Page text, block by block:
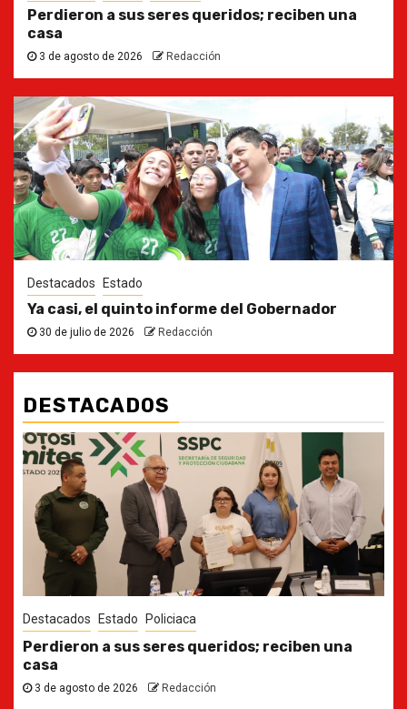
Perdieron a sus seres queridos; reciben una
casa
3 de agosto de 2026 Redacción
Destacados Estado
Ya casi, el quinto informe del Gobernador
30 de julio de 2026 Redacción
DESTACADOS
Destacados Estado
Ya casi, el quinto informe del Gobernador
30 de julio de 2026